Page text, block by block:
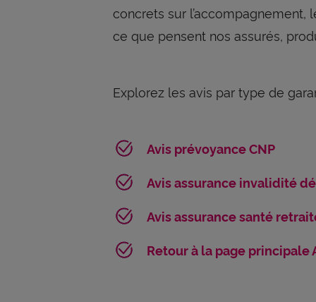
concrets sur
ce que pensent nos assurés,
Explorez les avis par type de
Avis prévoyance CNP
Avis assurance invalidité
Avis assurance santé
Retour à la page principale